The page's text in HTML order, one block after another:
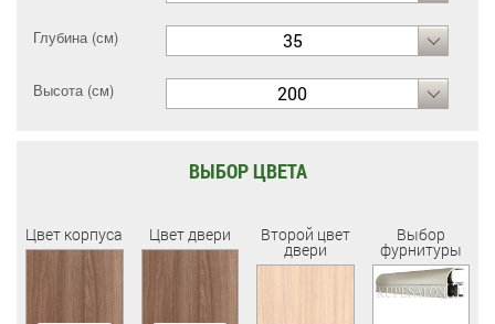
Глубина (см) 35
Высота (см) 200
ВЫБОР ЦВЕТА
Цвет корпуса Цвет двери Второй цвет
двери
Выбор
фурнитуры